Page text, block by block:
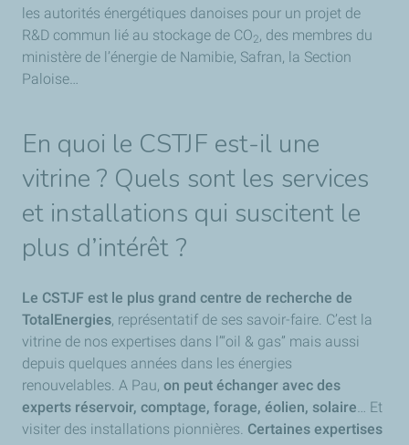
les autorités énergétiques danoises pour un projet de
R&D commun lié au stockage de CO2, des membres du
ministère de l’énergie de Namibie, Safran, la Section
Paloise…
En quoi le CSTJF est-il une
vitrine ? Quels sont les services
et installations qui suscitent le
plus d’intérêt ?
Le CSTJF est le plus grand centre de recherche de
TotalEnergies, représentatif de ses savoir-faire. C’est la
vitrine de nos expertises dans l’“oil & gas” mais aussi
depuis quelques années dans les énergies
renouvelables. A Pau, on peut échanger avec des
experts réservoir, comptage, forage, éolien, solaire… Et
visiter des installations pionnières. Certaines expertises